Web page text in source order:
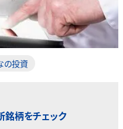
の投資
銘柄をチェック